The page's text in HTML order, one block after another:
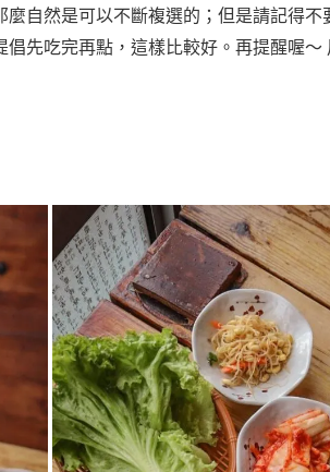
自然是可以不斷複選的；但是請記得不
先吃完再點，這樣比較好。再提醒喔～